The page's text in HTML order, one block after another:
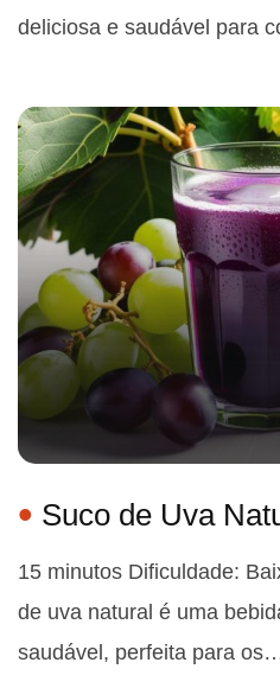
deliciosa e saudável para
Suco de Uva
15 minutos Dificuldade:
de uva natural é uma
saudável, perfeita para